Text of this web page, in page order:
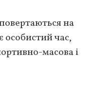
на
особистий час,
масова і